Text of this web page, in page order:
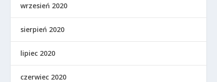
wrzesień 2020
sierpień 2020
lipiec 2020
czerwiec 2020